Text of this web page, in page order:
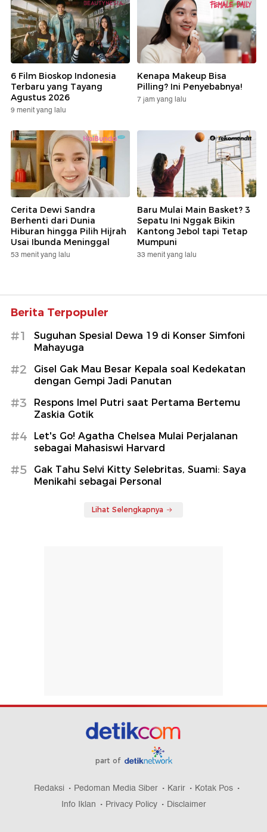
6 Film Bioskop Indonesia
Terbaru yang Tayang
Agustus 2026
9 menit yang lalu
Kenapa Makeup Bisa
Pilling? Ini Penyebabnya!
7 jam yang lalu
Cerita Dewi Sandra
Berhenti dari Dunia
Hiburan hingga Pilih Hijrah
Usai Ibunda Meninggal
53 menit yang lalu
Baru Mulai Main Basket? 3
Sepatu Ini Nggak Bikin
Kantong Jebol tapi Tetap
Mumpuni
33 menit yang lalu
Berita Terpopuler
#1
Suguhan Spesial Dewa 19 di Konser Simfoni
Mahayuga
#2
Gisel Gak Mau Besar Kepala soal Kedekatan
dengan Gempi Jadi Panutan
#3
Respons Imel Putri saat Pertama Bertemu
Zaskia Gotik
#4
Let's Go! Agatha Chelsea Mulai Perjalanan
sebagai Mahasiswi Harvard
#5
Gak Tahu Selvi Kitty Selebritas, Suami: Saya
Menikahi sebagai Personal
Lihat Selengkapnya
part of
Redaksi Pedoman Media Siber Karir
Kotak Pos
Info Iklan
Privacy Policy Disclaimer